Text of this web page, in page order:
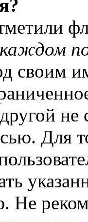
своим
не
Для
Не